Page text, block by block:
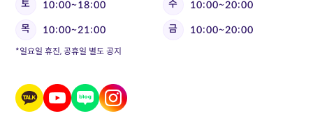
토
10:00~18:00 수
10:00~20:00
목
10:00~21:00 금 10:00~20:00
*일요일 휴진, 공휴일 별도 공지